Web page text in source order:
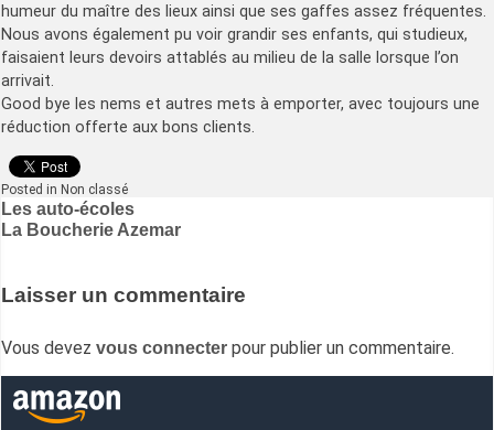
humeur du maître des lieux ainsi que ses gaffes assez fréquentes.
Nous avons également pu voir grandir ses enfants, qui studieux,
faisaient leurs devoirs attablés au milieu de la salle lorsque l’on
arrivait.
Good bye les nems et autres mets à emporter, avec toujours une
réduction offerte aux bons clients.
Posted in Non classé
Navigation
de
Les auto-écoles
La Boucherie Azemar
Laisser un commentaire
Vous devez vous connecter pour publier un commentaire.